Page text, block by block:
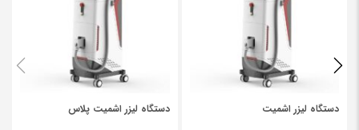
Your rating
*
Your review
*
دستگاه لیزر اشمیت دستگاه لیزر اشمیت پلاس